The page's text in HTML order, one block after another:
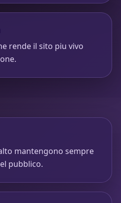
rende il sito piu vivo
mantengono sempre
pubblico.